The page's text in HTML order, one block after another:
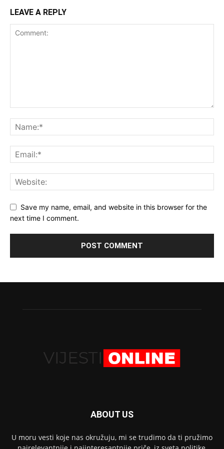
LEAVE A REPLY
Save my name, email, and website in this browser for the
next time I comment.
ABOUT US
U moru vesti koje nas okružuju, mi se trudimo da ti pružimo